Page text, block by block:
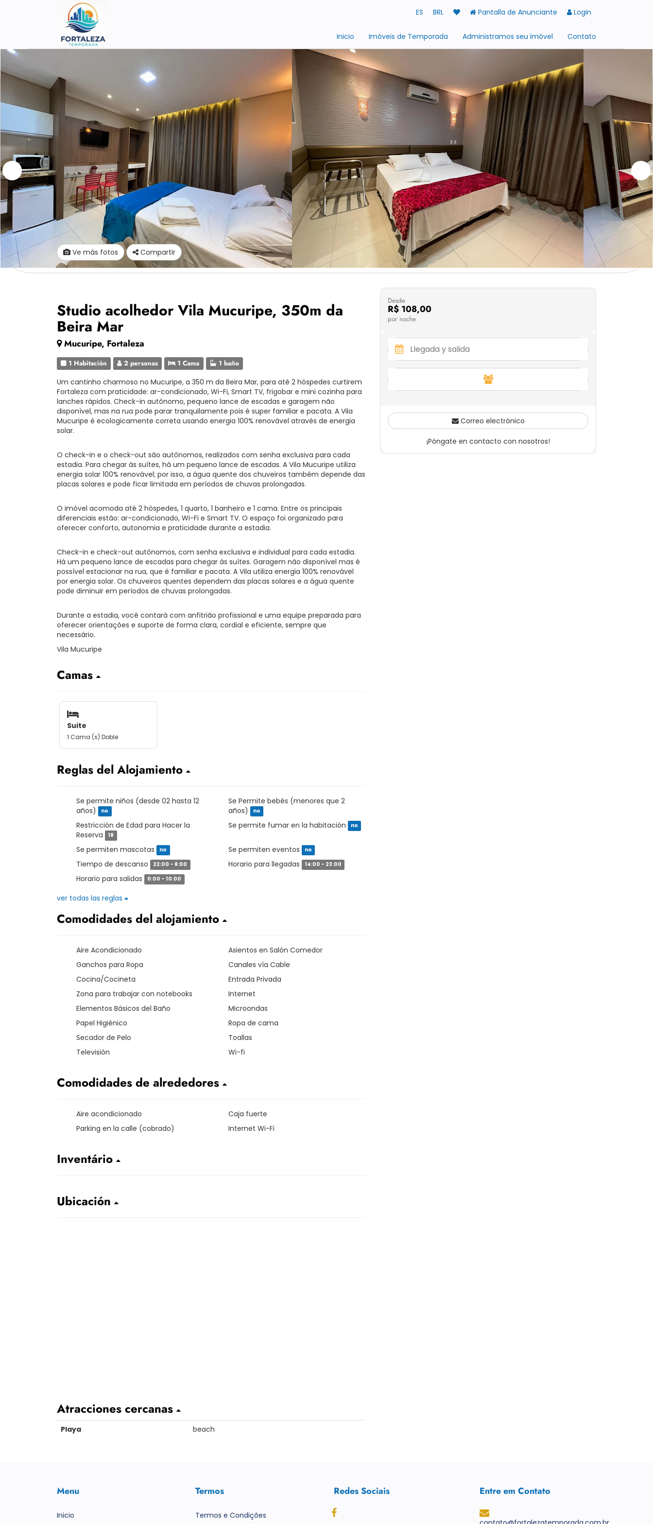
ES BRL Pantalla de Anunciante Login
Inicio Imóveis de Temporada Administramos seu imóvel Contato
Ve más fotos Compartir
Studio acolhedor Vila Mucuripe, 350m da
Beira Mar
Mucuripe, Fortaleza
1 Habitación 2 personas 1 Cama 1 baño
Um cantinho charmoso no Mucuripe, a 350 m da Beira Mar, para até 2 hóspedes curtirem
Fortaleza com praticidade: ar-condicionado, Wi-Fi, Smart TV, frigobar e mini cozinha para
lanches rápidos. Check-in autônomo, pequeno lance de escadas e garagem não
disponível, mas na rua pode parar tranquilamente pois é super familiar e pacata. A Vila
Mucuripe é ecologicamente correta usando energia 100% renovável através de energia
solar.
O check-in e o check-out são autônomos, realizados com senha exclusiva para cada
estadia. Para chegar às suítes, há um pequeno lance de escadas. A Vila Mucuripe utiliza
energia solar 100% renovável; por isso, a água quente dos chuveiros também depende das
placas solares e pode ficar limitada em períodos de chuvas prolongadas.
O imóvel acomoda até 2 hóspedes, 1 quarto, 1 banheiro e 1 cama. Entre os principais
diferenciais estão: ar-condicionado, Wi-Fi e Smart TV. O espaço foi organizado para
oferecer conforto, autonomia e praticidade durante a estadia.
Check-in e check-out autônomos, com senha exclusiva e individual para cada estadia.
Há um pequeno lance de escadas para chegar às suítes. Garagem não disponível mas é
possível estacionar na rua, que é familiar e pacata. A Vila utiliza energia 100% renovável
por energia solar. Os chuveiros quentes dependem das placas solares e a água quente
pode diminuir em períodos de chuvas prolongadas.
Durante a estadia, você contará com anfitrião profissional e uma equipe preparada para
oferecer orientações e suporte de forma clara, cordial e eficiente, sempre que
necessário.
Vila Mucuripe
Camas
Suite
1 Cama (s) Doble
Reglas del Alojamiento
Se permite niños (desde 02 hasta 12
años)
no
Se Permite bebés (menores que 2
años)
no
Restricción de Edad para Hacer la
Reserva
18
Se permite fumar en la habitación no
Se permiten mascotas no Se permiten eventos no
Tiempo de descanso 22:00 - 8:00 Horario para llegadas 14:00 - 23:00
Horario para salidas 0:00 - 10:00
ver todas las reglas
Comodidades del alojamiento
Aire Acondicionado
Asientos en Salón Comedor
Ganchos para Ropa
Canales vía Cable
Cocina/Cocineta
Entrada Privada
Zona para trabajar con notebooks
Internet
Elementos Básicos del Baño
Microondas
Papel Higiénico
Ropa de cama
Secador de Pelo
Toallas
Televisión
Wi-fi
Comodidades de alrededores
Aire acondicionado
Caja fuerte
Parking en la calle (cobrado)
Internet Wi-Fi
Inventário
Ubicación
Atracciones cercanas
Playa beach
Desde
R$ 108,00
por noche
Correo electrónico
¡Póngate en contacto con nosotros!
Menu
Inicio
Termos
Termos e Condições
Redes Sociais Entre em Contato